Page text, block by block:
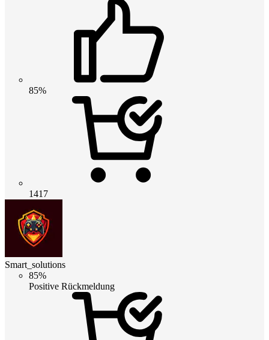
85%
1417
Smart_solutions
85%
Positive Rückmeldung